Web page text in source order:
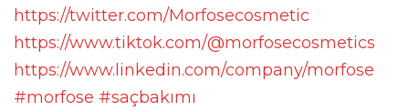
https://twitter.com/Morfosecosmetic
https://www.tiktok.com/@morfosecosmetics
https://www.linkedin.com/company/morfose
#morfose #saçbakımı